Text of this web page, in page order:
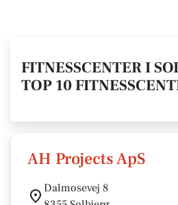
FITNESSCENTER I
TOP 10
AH Projects ApS
Dalmosevej 8